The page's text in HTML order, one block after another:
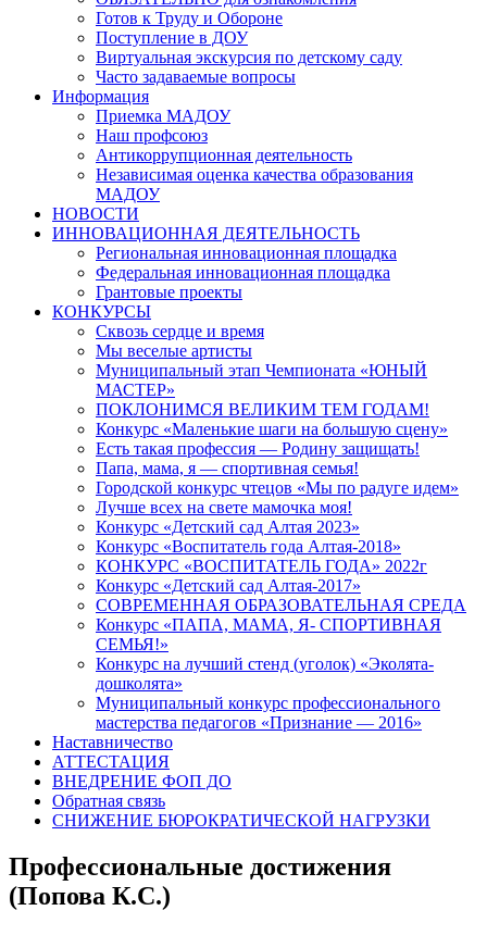
Готов к Труду и Обороне
Поступление в ДОУ
Виртуальная экскурсия по детскому саду
Часто задаваемые вопросы
Информация
Приемка МАДОУ
Наш профсоюз
Антикоррупционная деятельность
Независимая оценка качества образования
МАДОУ
НОВОСТИ
ИННОВАЦИОННАЯ ДЕЯТЕЛЬНОСТЬ
Региональная инновационная площадка
Федеральная инновационная площадка
Грантовые проекты
КОНКУРСЫ
Сквозь сердце и время
Мы веселые артисты
Муниципальный этап Чемпионата «ЮНЫЙ
МАСТЕР»
ПОКЛОНИМСЯ ВЕЛИКИМ ТЕМ ГОДАМ!
Конкурс «Маленькие шаги на большую сцену»
Есть такая профессия — Родину защищать!
Папа, мама, я — спортивная семья!
Городской конкурс чтецов «Мы по радуге идем»
Лучше всех на свете мамочка моя!
Конкурс «Детский сад Алтая 2023»
Конкурс «Воспитатель года Алтая-2018»
КОНКУРС «ВОСПИТАТЕЛЬ ГОДА» 2022г
Конкурс «Детский сад Алтая-2017»
СОВРЕМЕННАЯ ОБРАЗОВАТЕЛЬНАЯ СРЕДА
Конкурс «ПАПА, МАМА, Я- СПОРТИВНАЯ
СЕМЬЯ!»
Конкурс на лучший стенд (уголок) «Эколята-
дошколята»
Муниципальный конкурс профессионального
мастерства педагогов «Признание — 2016»
Наставничество
АТТЕСТАЦИЯ
ВНЕДРЕНИЕ ФОП ДО
Обратная связь
СНИЖЕНИЕ БЮРОКРАТИЧЕСКОЙ НАГРУЗКИ
Профессиональные достижения
(Попова К.С.)